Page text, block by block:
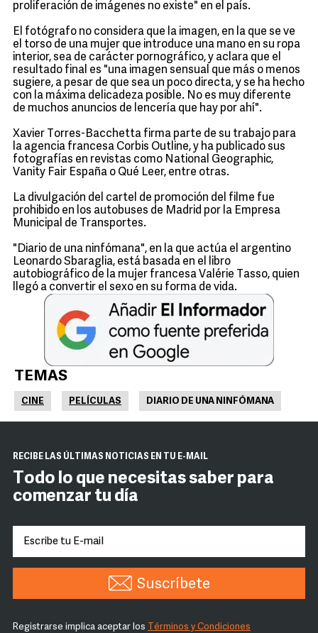
proliferación de imágenes no existe" en el país.
El fotógrafo no considera que la imagen, en la que se ve
el torso de una mujer que introduce una mano en su ropa
interior, sea de carácter pornográfico, y aclara que el
resultado final es "una imagen sensual que más o menos
sugiere, a pesar de que sea un poco directa, y se ha hecho
con la máxima delicadeza posible. No es muy diferente
de muchos anuncios de lencería que hay por ahí".
Xavier Torres-Bacchetta firma parte de su trabajo para
la agencia francesa Corbis Outline, y ha publicado sus
fotografías en revistas como National Geographic,
Vanity Fair España o Qué Leer, entre otras.
La divulgación del cartel de promoción del filme fue
prohibido en los autobuses de Madrid por la Empresa
Municipal de Transportes.
"Diario de una ninfómana", en la que actúa el argentino
Leonardo Sbaraglia, está basada en el libro
autobiográfico de la mujer francesa Valérie Tasso, quien
llegó a convertir el sexo en su forma de vida.
TEMAS
CINE PELÍCULAS DIARIO DE UNA NINFÓMANA
RECIBE LAS ÚLTIMAS NOTICIAS EN TU E-MAIL
Todo lo que necesitas saber para
comenzar tu día
Suscríbete
Registrarse implica aceptar los Términos y Condiciones